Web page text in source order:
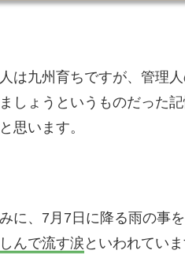
は九州育ちですが、管理
しょうというものだった
と思います。
に、7月7日に降る雨の事を
んで流す涙 といわれていま